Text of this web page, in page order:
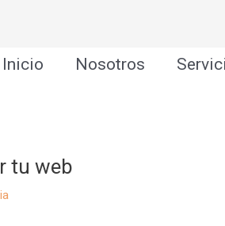
Inicio Nosotros
tu web